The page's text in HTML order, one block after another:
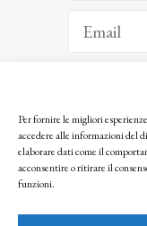
Per fornire le migliori
accedere alle informazioni del
elaborare dati come il
acconsentire o ritirare il
funzioni.
Facendo clic per iscriverti,
seguendo la nostra Privacy
© 2025 Istituto Matteucci. All
l’autorizzazione scritta dei